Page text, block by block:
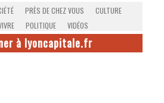
PRÈS DE CHEZ VOUS
CULTURE
POLITIQUE VIDÉOS
à lyoncapitale.fr